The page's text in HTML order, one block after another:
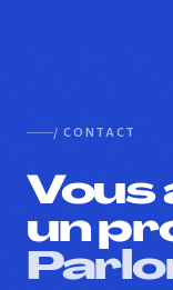
/ CONTACT
Vous
un